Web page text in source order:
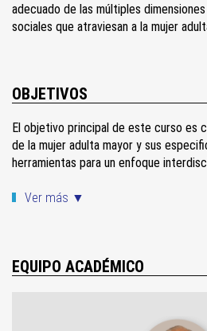
adecuado de las múltiples
sociales que atraviesan a la mujer
OBJETIVOS
El objetivo principal de este curso es
de la mujer adulta mayor y sus
herramientas para un enfoque
Ver más ▼
EQUIPO ACADÉMICO